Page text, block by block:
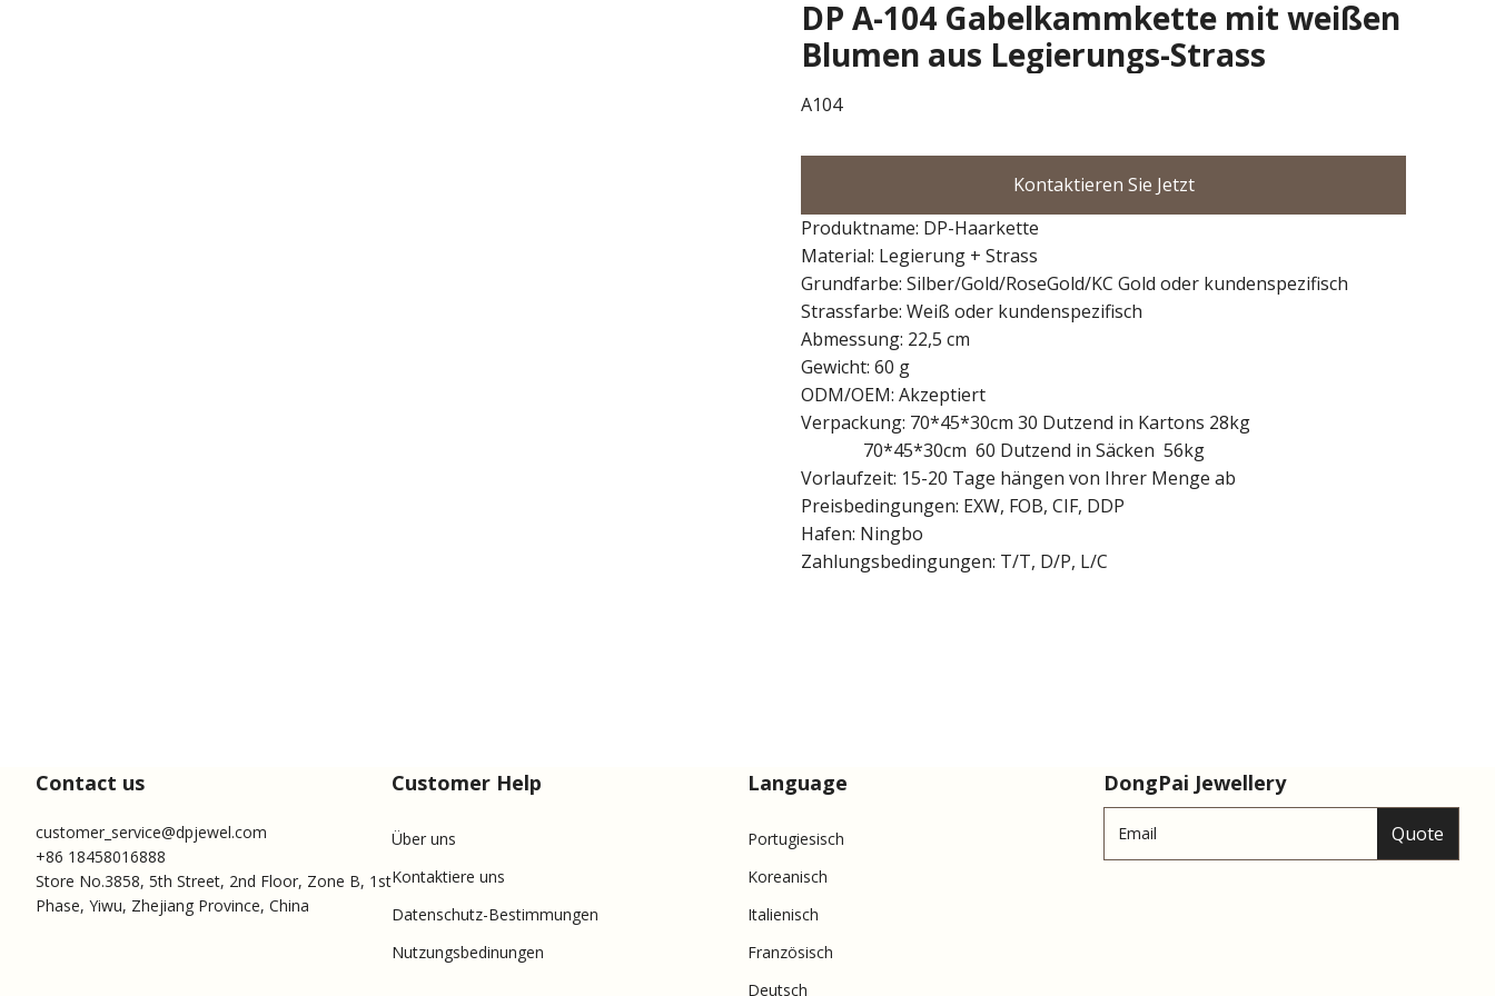
DP A-104 Gabelkammkette mit weißen
Blumen aus Legierungs-Strass
A104
Kontaktieren Sie Jetzt
Produktname: DP-Haarkette
Material: Legierung + Strass
Grundfarbe: Silber/Gold/RoseGold/KC Gold oder kundenspezifisch
Strassfarbe: Weiß oder kundenspezifisch
Abmessung: 22,5 cm
Gewicht: 60 g
ODM/OEM: Akzeptiert
Verpackung: 70*45*30cm 30 Dutzend in Kartons 28kg
70*45*30cm 60 Dutzend in Säcken 56kg
Vorlaufzeit: 15-20 Tage hängen von Ihrer Menge ab
Preisbedingungen: EXW, FOB, CIF, DDP
Hafen: Ningbo
Zahlungsbedingungen: T/T, D/P, L/C
Contact us
customer_service@dpjewel.com
+86 18458016888
Store No.3858, 5th Street, 2nd Floor, Zone B, 1st
Phase, Yiwu, Zhejiang Province, China
Customer Help
Über uns
Kontaktiere uns
Datenschutz-Bestimmungen
Nutzungsbedinungen
Language
Portugiesisch
Koreanisch
Italienisch
Französisch
Deutsch
DongPai Jewellery
Quote